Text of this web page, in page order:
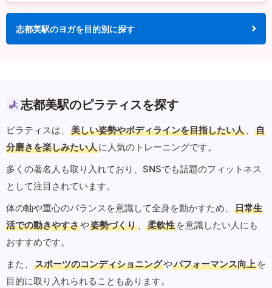
志都美駅のヨガを目的別に探す
志都美駅のピラティスを探す
ピラティスは、 美しい姿勢やボディラインを目指したい人 、
自
分磨きを楽しみたい人に人気のトレーニングです。
多くの著名人も取り入れており、SNSでも話題のフィットネス
として注目されています。
体の軸や重心のバランスを意識して全身を動かすため、
日常生
活での動きやすさや姿勢づくり 、 柔軟性 を意識したい人にも
おすすめです。
また、
スポーツのコンディショニングやパフォーマンス向上 を
目的に取り入れられることもあります。